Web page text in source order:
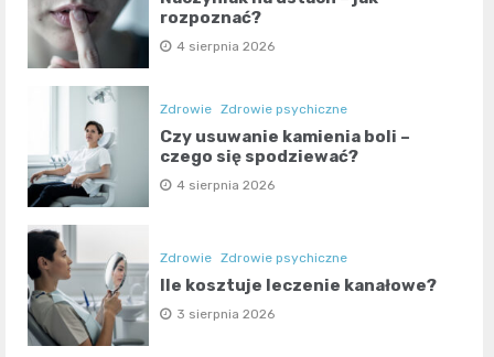
rozpoznać?
4 sierpnia 2026
Zdrowie Zdrowie psychiczne
Czy usuwanie kamienia boli –
czego się spodziewać?
4 sierpnia 2026
Zdrowie Zdrowie psychiczne
Ile kosztuje leczenie kanałowe?
3 sierpnia 2026